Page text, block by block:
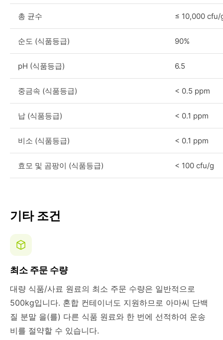
총 균수 ≤ 10,000 cfu/
순도 (식품등급) 90%
pH (식품등급) 6.5
중금속 (식품등급) < 0.5 ppm
납 (식품등급) < 0.1 ppm
비소 (식품등급) < 0.1 ppm
효모 및 곰팡이 (식품등급) < 100 cfu/g
기타 조건
최소 주문 수량
대량 식품/사료 원료의 최소 주문 수량은 일반적으로
500kg입니다. 혼합 컨테이너도 지원하므로 아마씨 단백
질 분말 을(를) 다른 식품 원료와 한 번에 선적하여 운송
비를 절약할 수 있습니다.